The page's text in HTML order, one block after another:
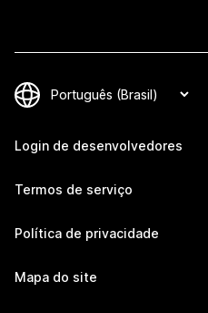
Login de desenvolvedores
Termos de serviço
Política de privacidade
Mapa do site